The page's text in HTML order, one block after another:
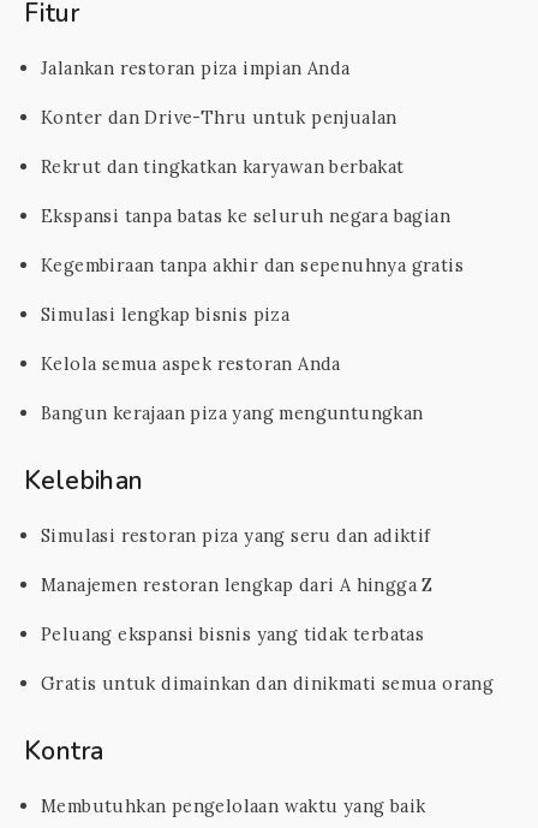
Fitur
Jalankan restoran piza impian Anda
Konter dan Drive-Thru untuk penjualan
Rekrut dan tingkatkan karyawan berbakat
Ekspansi tanpa batas ke seluruh negara bagian
Kegembiraan tanpa akhir dan sepenuhnya gratis
Simulasi lengkap bisnis piza
Kelola semua aspek restoran Anda
Bangun kerajaan piza yang menguntungkan
Kelebihan
Simulasi restoran piza yang seru dan adiktif
Manajemen restoran lengkap dari A hingga Z
Peluang ekspansi bisnis yang tidak terbatas
Gratis untuk dimainkan dan dinikmati semua orang
Kontra
Membutuhkan pengelolaan waktu yang baik